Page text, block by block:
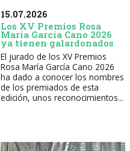
15.07.2026
Los XV Premios Rosa
María García Cano 2026
ya tienen galardonados
El jurado de los XV Premios
Rosa María García Cano 2026
ha dado a conocer los nombres
de los premiados de esta
edición, unos reconocimientos...